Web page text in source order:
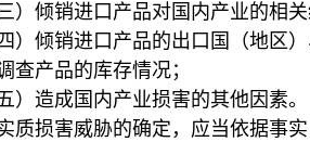
倾销进口产品对国内产业的相关
倾销进口产品的出口国（地区）
查产品的库存情况；
造成国内产业损害的其他因素。
损害威胁的确定，应当依据事实